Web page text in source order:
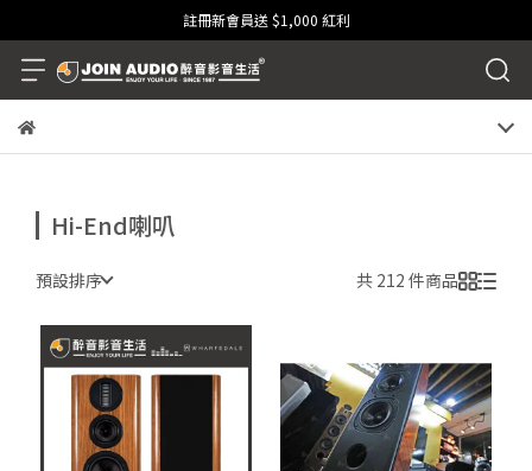
註冊新會員送 $1,000 紅利
Hi-End喇叭
預設排序 共 212 件商品